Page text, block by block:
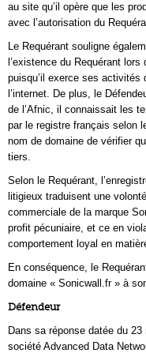
au site qu’il opère que les
avec l’autorisation du
Le Requérant souligne
l’existence du Requérant
puisqu’il exerce ses activités
l’internet. De plus, le
de l’Afnic, il connaissait les
par le registre français selon
nom de domaine de vérifier
tiers.
Selon le Requérant,
litigieux traduisent une
commerciale de la marque
profit pécuniaire, et ce en
comportement loyal en
En conséquence, le
domaine « Sonicwall.fr » à
Défendeur
Dans sa réponse datée du
société Advanced Data